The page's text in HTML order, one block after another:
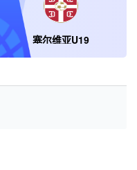
塞尔维亚U19